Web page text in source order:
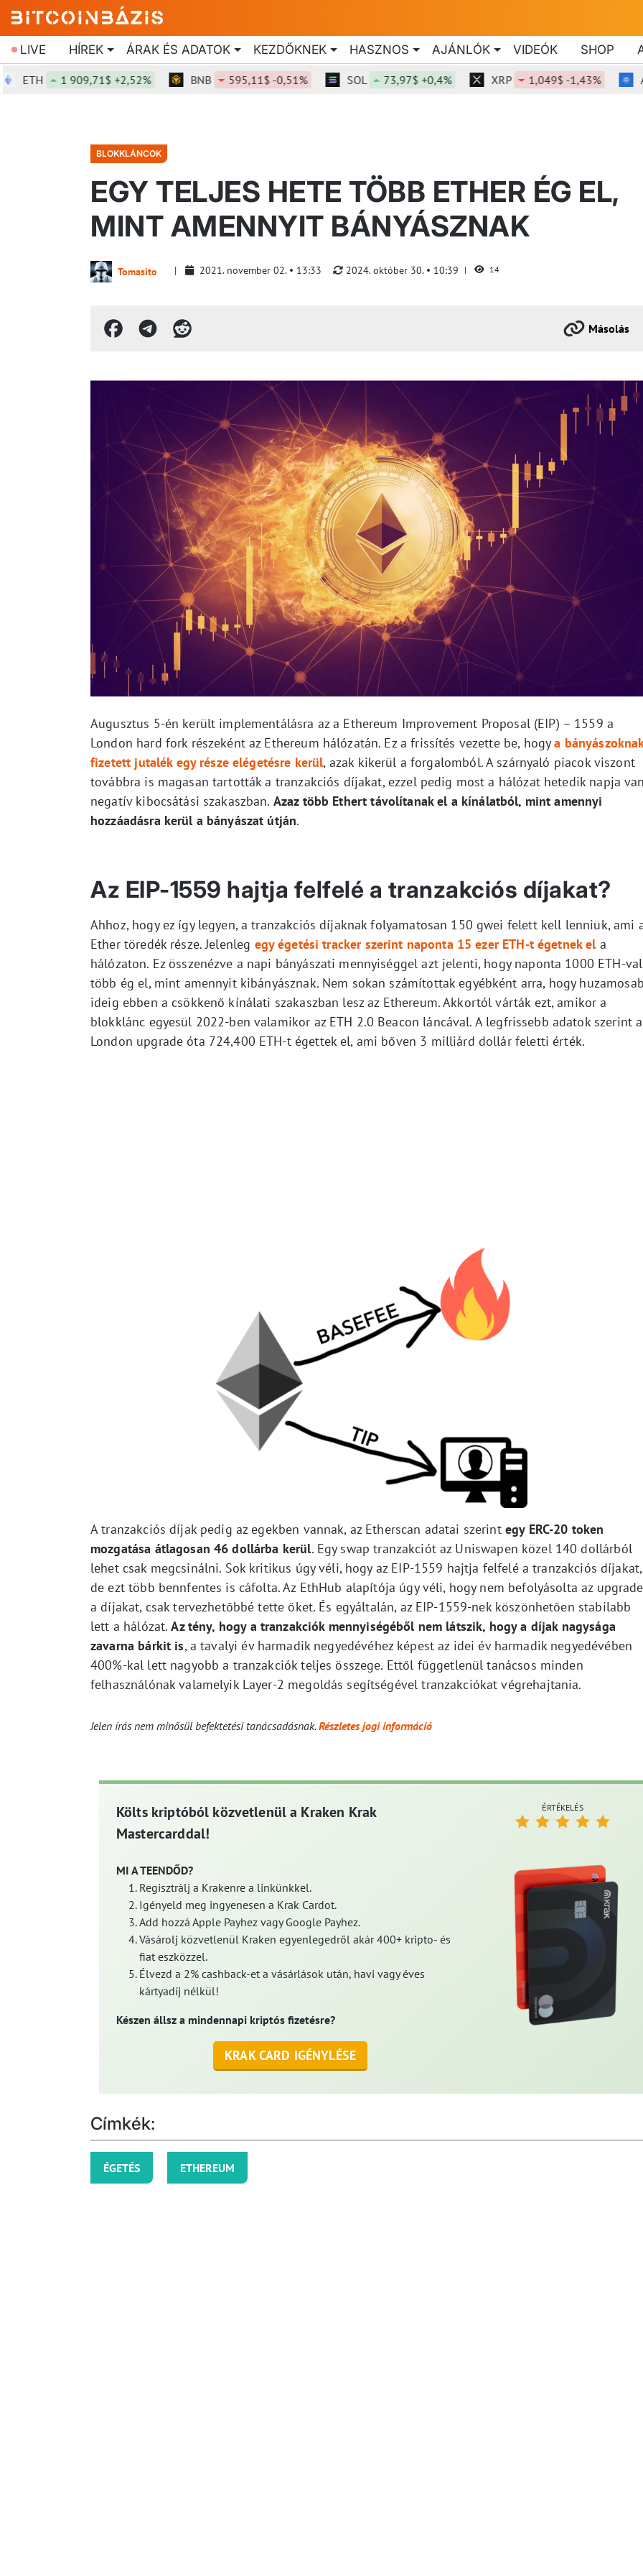
LIVE HÍREK ÁRAK ÉS ADATOK KEZDŐKNEK HASZNOS AJÁNLÓK VIDEÓK SHOP
1 909,71$ +2,52% BNB 595,11$ -0,51% SOL 73,97$ +0,4% XRP 1,049$ -1,43% ADA
BLOKKLÁNCOK
EGY TELJES HETE TÖBB ETHER ÉG EL,
MINT AMENNYIT BÁNYÁSZNAK
Tomasito 2021. november 02. 13:33 2024. október 30. 10:39 14
Másolás
Augusztus 5-én került implementálásra az a Ethereum Improvement Proposal (EIP) – 1559 a
London hard fork részeként az Ethereum hálózatán. Ez a frissítés vezette be, hogya
fizetett jutalék egy része elégetésre kerül, azak kikerül a forgalomból. A szárnyaló piacok viszont
továbbra is magasan tartották a tranzakciós díjakat, ezzel pedig most a hálózat hetedik napja
negatív kibocsátási szakaszban. Azaz több Ethert távolítanak el a kínálatból, mint amennyi
hozzáadásra kerül a bányászat útján.
Az EIP-1559 hajtja felfelé a tranzakciós díjakat?
Ahhoz, hogy ez így legyen, a tranzakciós díjaknak folyamatosan 150 gwei felett kell lenniük, ami
Ether töredék része. Jelenleg egy égetési tracker szerint naponta 15 ezer ETH-t égetnek ela
hálózaton. Ez összenézve a napi bányászati mennyiséggel azt jelenti, hogy naponta 1000 ETH-val
több ég el, mint amennyit kibányásznak. Nem sokan számítottak egyébként arra, hogy
ideig ebben a csökkenő kínálati szakaszban lesz az Ethereum. Akkortól várták ezt, amikor a
blokklánc egyesül 2022-ben valamikor az ETH 2.0 Beacon láncával. A legfrissebb adatok szerint a
London upgrade óta 724,400 ETH-t égettek el, ami bőven 3 milliárd dollár feletti érték.
A tranzakciós díjak pedig az egekben vannak, az Etherscan adatai szerint egy ERC-20 token
mozgatása átlagosan 46 dollárba kerül. Egy swap tranzakciót az Uniswapen közel 140 dollárból
lehet csak megcsinálni. Sok kritikus úgy véli, hogy az EIP-1559 hajtja felfelé a tranzakciós díjakat,
de ezt több bennfentes is cáfolta. Az EthHub alapítója úgy véli, hogy nem befolyásolta az upgrade
a díjakat, csak tervezhetőbbé tette őket. És egyáltalán, az EIP-1559-nek köszönhetően stabilabb
lett a hálózat.Az tény, hogy a tranzakciók mennyiségéből nem látszik, hogy a díjak nagysága
zavarna bárkit is, a tavalyi év harmadik negyedévéhez képest az idei év harmadik negyedévében
400%-kal lett nagyobb a tranzakciók teljes összege. Ettől függetlenül tanácsos minden
felhasználónak valamelyik Layer-2 megoldás segítségével tranzakciókat végrehajtania.
Jelen írás nem minősül befektetési tanácsadásnak.Részletes jogi információ
Költs kriptóból közvetlenül a Kraken Krak
Mastercarddal!
MI A TEENDŐD?
Regisztrálj a Krakenre a linkünkkel.
Igényeld meg ingyenesen a Krak Cardot.
Add hozzá Apple Payhez vagy Google Payhez.
Vásárolj közvetlenül Kraken egyenlegedről akár 400+ kripto- és
fiat eszközzel.
Élvezd a 2% cashback-et a vásárlások után, havi vagy éves
kártyadíj nélkül!
Készen állsz a mindennapi kriptós fizetésre?
KRAK CARD IGÉNYLÉSE
ÉRTÉKELÉS
Címkék:
ÉGETÉS ETHEREUM